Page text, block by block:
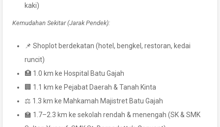
kaki)
Kemudahan Sekitar (Jarak Pendek):
📌 Shoplot berdekatan (hotel, bengkel, restoran, kedai
runcit)
🏥 1.0 km ke Hospital Batu Gajah
🏢 1.1 km ke Pejabat Daerah & Tanah Kinta
⚖️ 1.3 km ke Mahkamah Majistret Batu Gajah
🏫 1.7–2.3 km ke sekolah rendah & menengah (SK & SMK